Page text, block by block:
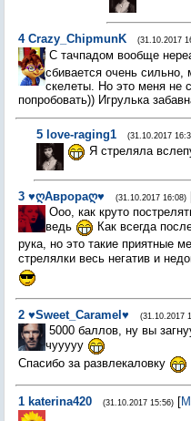
4 Crazy_ChipmunK (31.10.2017
С тачпадом вообще
сбивается очень сильно,
скелеты. Но это меня не
попробовать)) Игрулька
5 love-raging1 (31.10.2017
Я стреляла
3 ♥ღАврораღ♥ (31.10.2017 16:08)
Ооо, как круто
ведь
Как всегда
рука, но это такие приятные
стрелялки весь негатив и
2 ♥Sweet_Caramel♥ (31.10.2017
5000 баллов, ну вы
чууууу
Спасибо за развлекаловку
1 katerina420 (31.10.2017 15:56) [